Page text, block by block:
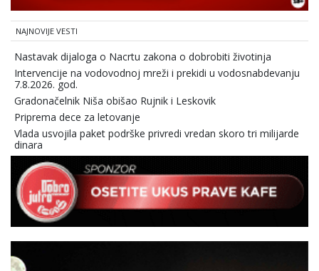
NAJNOVIJE VESTI
Nastavak dijaloga o Nacrtu zakona o dobrobiti životinja
Intervencije na vodovodnoj mreži i prekidi u vodosnabdevanju
7.8.2026. god.
Gradonačelnik Niša obišao Rujnik i Leskovik
Priprema dece za letovanje
Vlada usvojila paket podrške privredi vredan skoro tri milijarde
dinara